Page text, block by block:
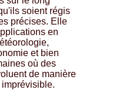
soient régis
précises. Elle
en
et bien
où des
de manière